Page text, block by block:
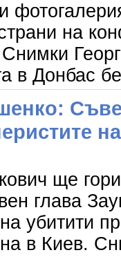
на
в Донбас
ще гори
глава
убитити
в Киев.